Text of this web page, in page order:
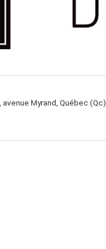
Myrand, Québec (Qc)